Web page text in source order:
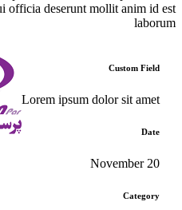
officia deserunt mollit anim id est
laborum
Custom Field
Lorem ipsum dolor sit amet
Date
20 November
Category